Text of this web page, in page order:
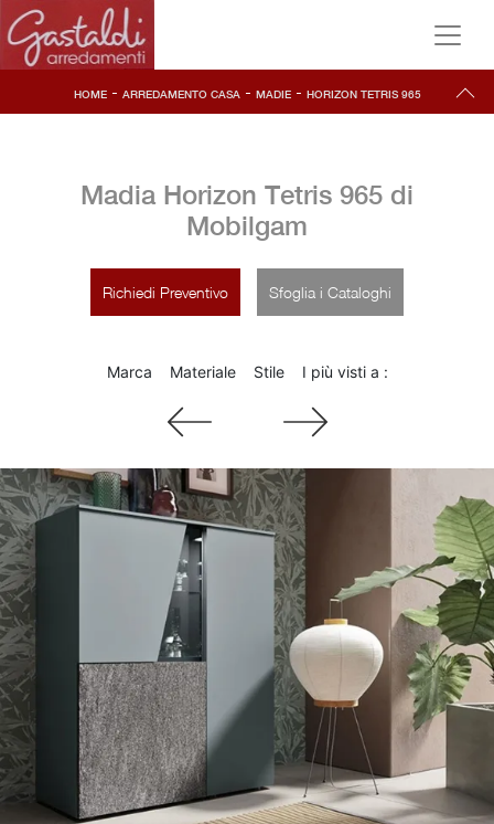
HOME- ARREDAMENTO CASA- MADIE - HORIZON TETRIS 965
Madia Horizon Tetris 965 di
Mobilgam
Richiedi Preventivo Sfoglia i Cataloghi
Marca Materiale Stile I più visti a :